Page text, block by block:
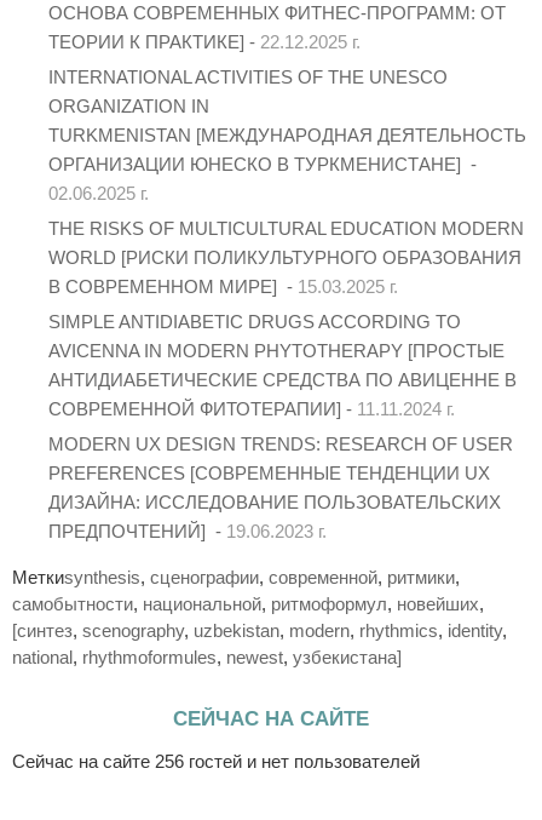
ОСНОВА СОВРЕМЕННЫХ ФИТНЕС-ПРОГРАММ: ОТ
ТЕОРИИ К ПРАКТИКЕ] - 22.12.2025 г.
INTERNATIONAL ACTIVITIES OF THE UNESCO
ORGANIZATION IN
TURKMENISTAN [МЕЖДУНАРОДНАЯ ДЕЯТЕЛЬНОСТЬ
ОРГАНИЗАЦИИ ЮНЕСКО В ТУРКМЕНИСТАНЕ] -
02.06.2025 г.
THE RISKS OF MULTICULTURAL EDUCATION MODERN
WORLD [РИСКИ ПОЛИКУЛЬТУРНОГО ОБРАЗОВАНИЯ
В СОВРЕМЕННОМ МИРЕ] - 15.03.2025 г.
SIMPLE ANTIDIABETIC DRUGS ACCORDING TO
AVICENNA IN MODERN PHYTOTHERAPY [ПРОСТЫЕ
АНТИДИАБЕТИЧЕСКИЕ СРЕДСТВА ПО АВИЦЕННЕ В
СОВРЕМЕННОЙ ФИТОТЕРАПИИ] - 11.11.2024 г.
MODERN UX DESIGN TRENDS: RESEARCH OF USER
PREFERENCES [СОВРЕМЕННЫЕ ТЕНДЕНЦИИ UX
ДИЗАЙНА: ИССЛЕДОВАНИЕ ПОЛЬЗОВАТЕЛЬСКИХ
ПРЕДПОЧТЕНИЙ] - 19.06.2023 г.
Меткиsynthesis, сценографии, современной, ритмики,
самобытности, национальной, ритмоформул, новейших,
[синтез, scenography, uzbekistan, modern, rhythmics, identity,
national, rhythmoformules, newest, узбекистана]
СЕЙЧАС НА САЙТЕ
Сейчас на сайте 256 гостей и нет пользователей